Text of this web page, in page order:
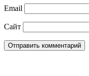
Email
Сайт